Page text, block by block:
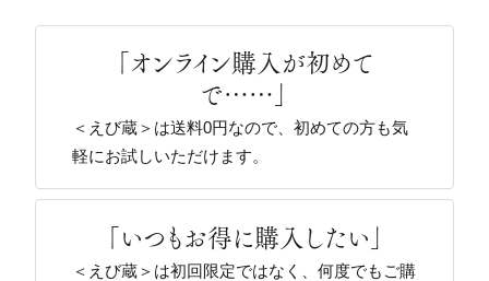
「オンライン購入が初めて
で……」
＜えび蔵＞は送料0円なので、初めての方も気
軽にお試しいただけます。
「いつもお得に購入したい」
＜えび蔵＞は初回限定ではなく、何度でもご購